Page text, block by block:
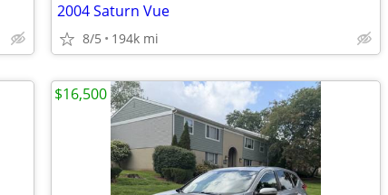
2004 Saturn Vue
8/5 194k mi
$16,500